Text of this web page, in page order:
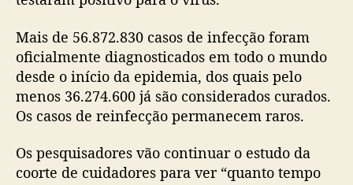
Mais de 56.872.830 casos de infecção foram
oficialmente diagnosticados em todo o mundo
desde o início da epidemia, dos quais pelo
menos 36.274.600 já são considerados curados.
Os casos de reinfecção permanecem raros.
Os pesquisadores vão continuar o estudo da
coorte de cuidadores para ver “quanto tempo